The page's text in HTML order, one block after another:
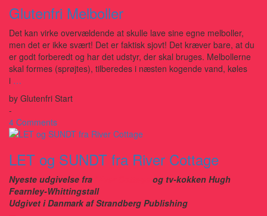
Glutenfri Melboller
Det kan virke overvældende at skulle lave sine egne melboller,
men det er ikke svært! Det er faktisk sjovt! Det kræver bare, at du
er godt forberedt og har det udstyr, der skal bruges. Melbollerne
skal formes (sprøjtes), tilberedes i næsten kogende vand, køles
i …
by Glutenfri Start
-
4 Comments
LET og SUNDT fra River Cottage
Nyeste udgivelse fra
og tv-kokken Hugh
Fearnley-Whittingstall
Udgivet i Danmark af Strandberg Publishing